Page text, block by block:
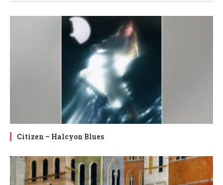
Citizen – Halcyon Blues